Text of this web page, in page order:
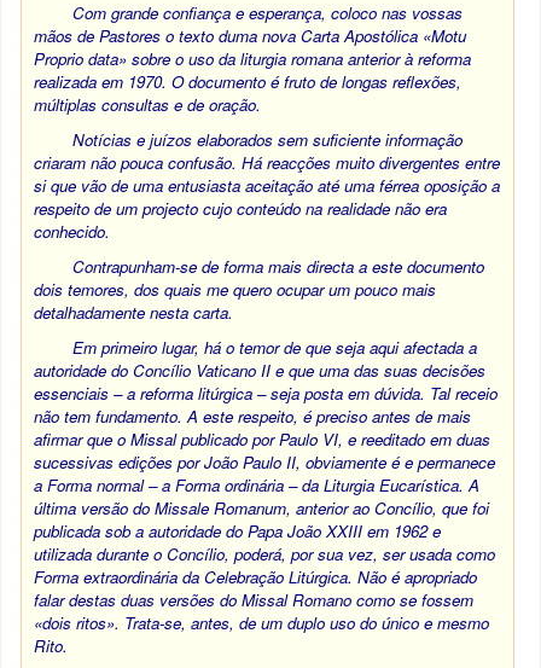
Com grande confiança e esperança, coloco nas vossas
mãos de Pastores o texto duma nova Carta Apostólica «Motu
Proprio data» sobre o uso da liturgia romana anterior à reforma
realizada em 1970. O documento é fruto de longas reflexões,
múltiplas consultas e de oração.
Notícias e juízos elaborados sem suficiente informação
criaram não pouca confusão. Há reacções muito divergentes entre
si que vão de uma entusiasta aceitação até uma férrea oposição a
respeito de um projecto cujo conteúdo na realidade não era
conhecido.
Contrapunham-se de forma mais directa a este documento
dois temores, dos quais me quero ocupar um pouco mais
detalhadamente nesta carta.
Em primeiro lugar, há o temor de que seja aqui afectada a
autoridade do Concílio Vaticano II e que uma das suas decisões
essenciais – a reforma litúrgica – seja posta em dúvida. Tal receio
não tem fundamento. A este respeito, é preciso antes de mais
afirmar que o Missal publicado por Paulo VI, e reeditado em duas
sucessivas edições por João Paulo II, obviamente é e permanece
a Forma normal – aForma ordinária – da Liturgia Eucarística. A
última versão doMissale Romanum, anterior ao Concílio, que foi
publicada sob a autoridade do Papa João XXIII em 1962 e
utilizada durante o Concílio, poderá, por sua vez, ser usada como
Forma extraordinária da Celebração Litúrgica. Não é apropriado
falar destas duas versões do Missal Romano como se fossem
«dois ritos». Trata-se, antes, de um duplo uso do único e mesmo
Rito.